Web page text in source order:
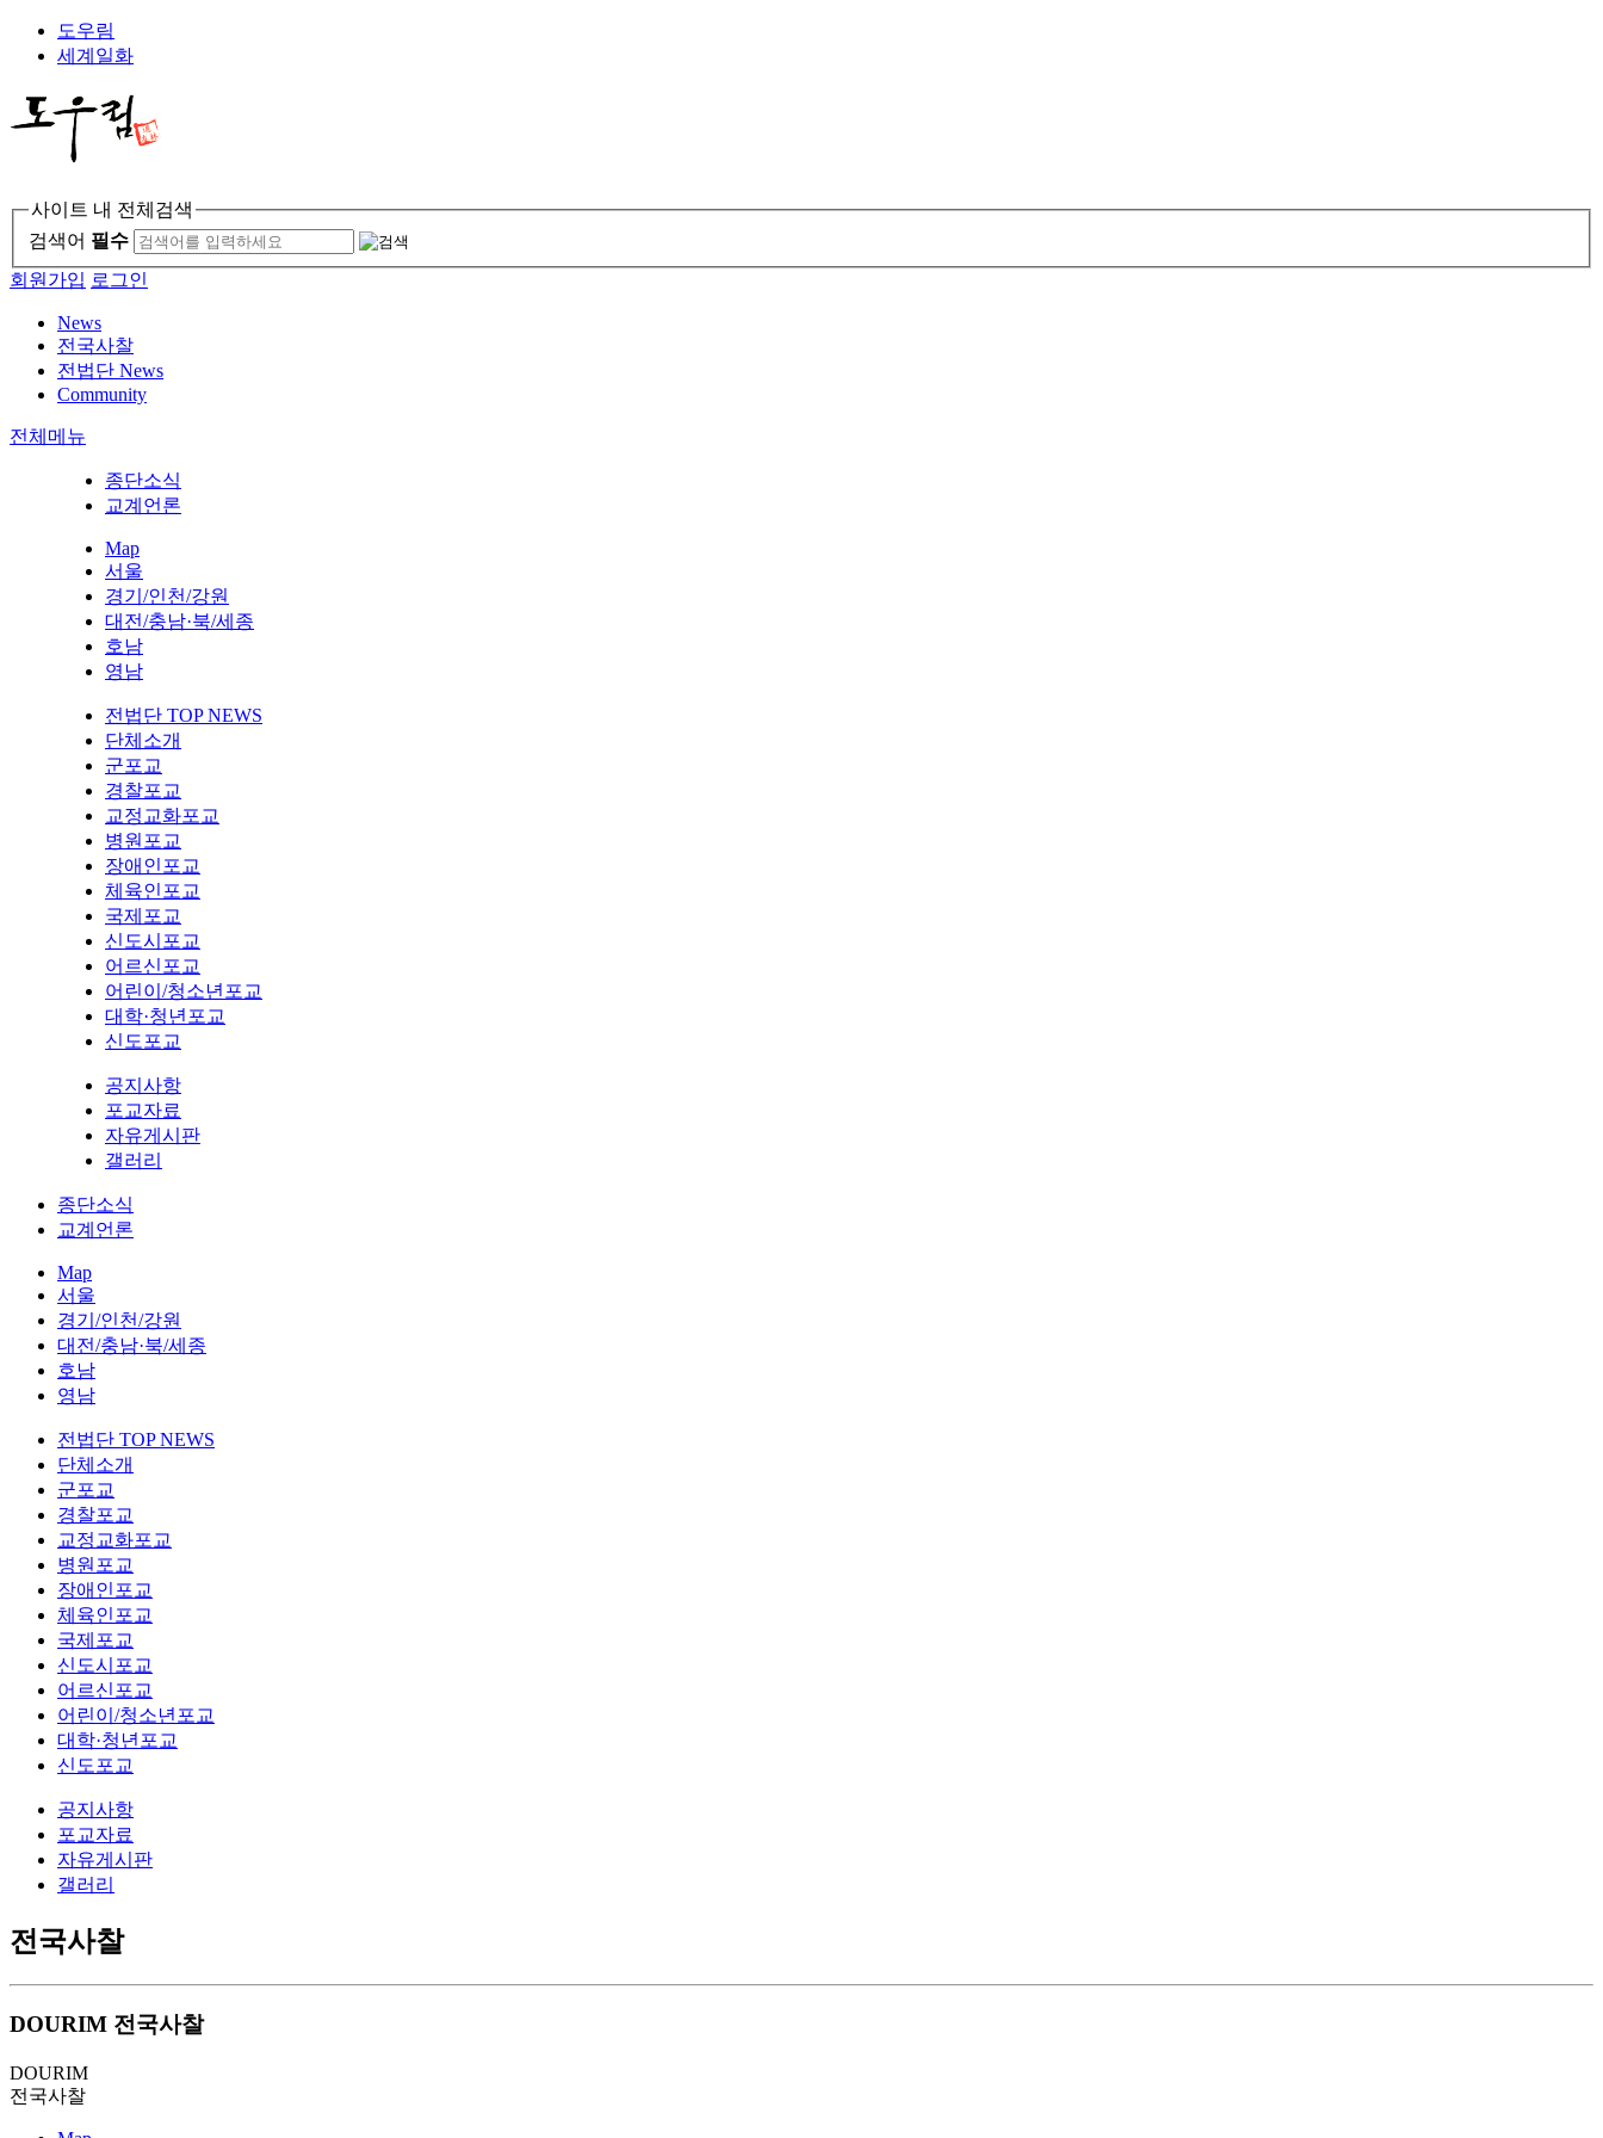
도우림
세계일화
사이트 내 전체검색
검색어 필수
회원가입 로그인
News
전국사찰
전법단 News
Community
전체메뉴
종단소식
교계언론
Map
서울
경기/인천/강원
대전/충남·북/세종
호남
영남
전법단 TOP NEWS
단체소개
군포교
경찰포교
교정교화포교
병원포교
장애인포교
체육인포교
국제포교
신도시포교
어르신포교
어린이/청소년포교
대학·청년포교
신도포교
공지사항
포교자료
자유게시판
갤러리
종단소식
교계언론
Map
서울
경기/인천/강원
대전/충남·북/세종
호남
영남
전법단 TOP NEWS
단체소개
군포교
경찰포교
교정교화포교
병원포교
장애인포교
체육인포교
국제포교
신도시포교
어르신포교
어린이/청소년포교
대학·청년포교
신도포교
공지사항
포교자료
자유게시판
갤러리
전국사찰
DOURIM 전국사찰
DOURIM
전국사찰